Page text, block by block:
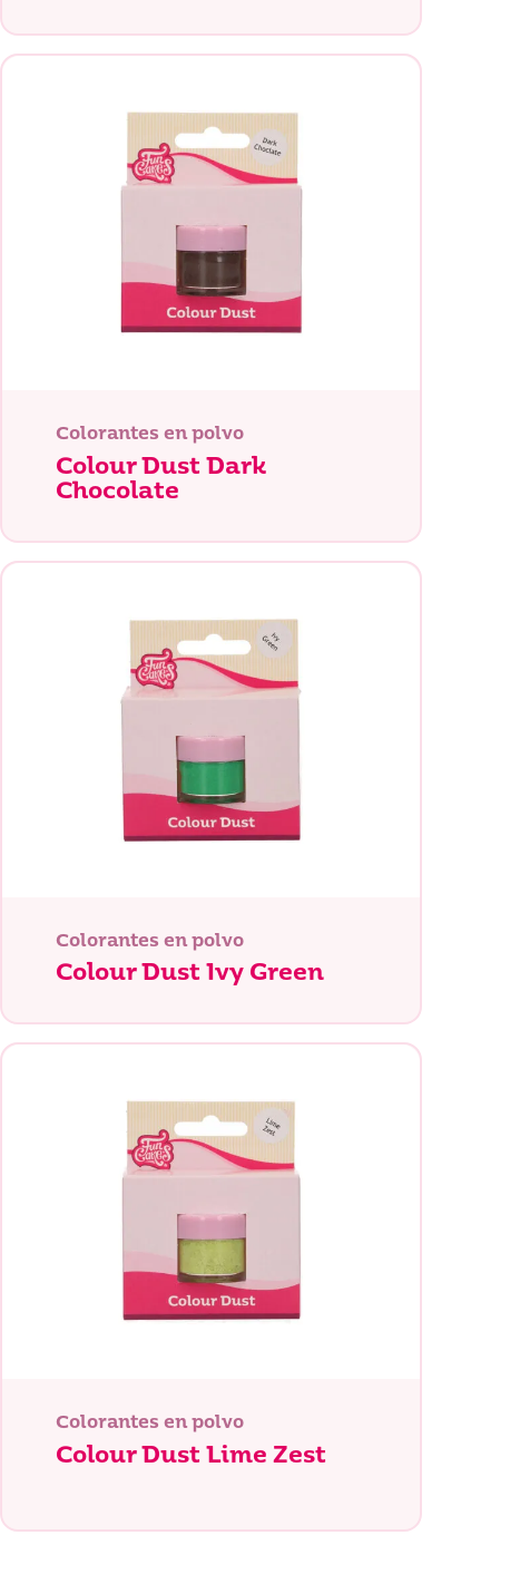
Colorantes en polvo
Colour Dust Dark
Chocolate
Colorantes en polvo
Colour Dust Ivy Green
Colorantes en polvo
Colour Dust Lime Zest